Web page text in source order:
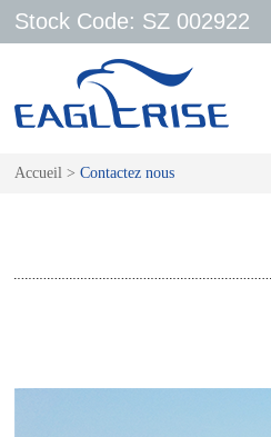
Stock Code: SZ 002922
Accueil > Contactez nous